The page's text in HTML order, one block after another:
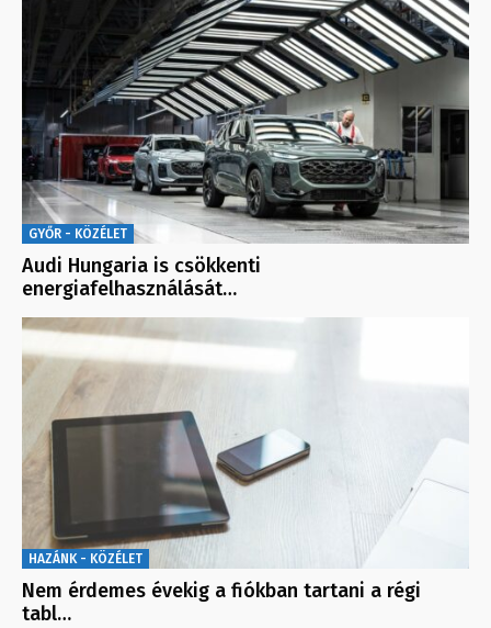
GYŐR - KÖZÉLET
Audi Hungaria is csökkenti
energiafelhasználását…
HAZÁNK - KÖZÉLET
Nem érdemes évekig a fiókban tartani a régi
tabl…